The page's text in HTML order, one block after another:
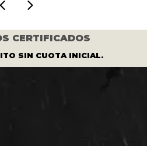
CERTIFICADOS
SIN CUOTA INICIAL.